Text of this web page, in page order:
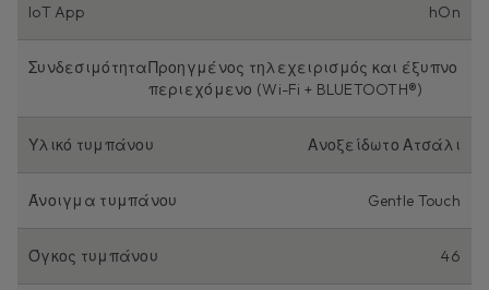
IoT App hOn
ΣυνδεσιμότηταΠροηγμένος τηλεχειρισμός και έξυπνο
περιεχόμενο (Wi-Fi + BLUETOOTH®)
Υλικό τυμπάνου Ανοξείδωτο Ατσάλι
Άνοιγμα τυμπάνου Gentle Touch
Όγκος τυμπάνου 46